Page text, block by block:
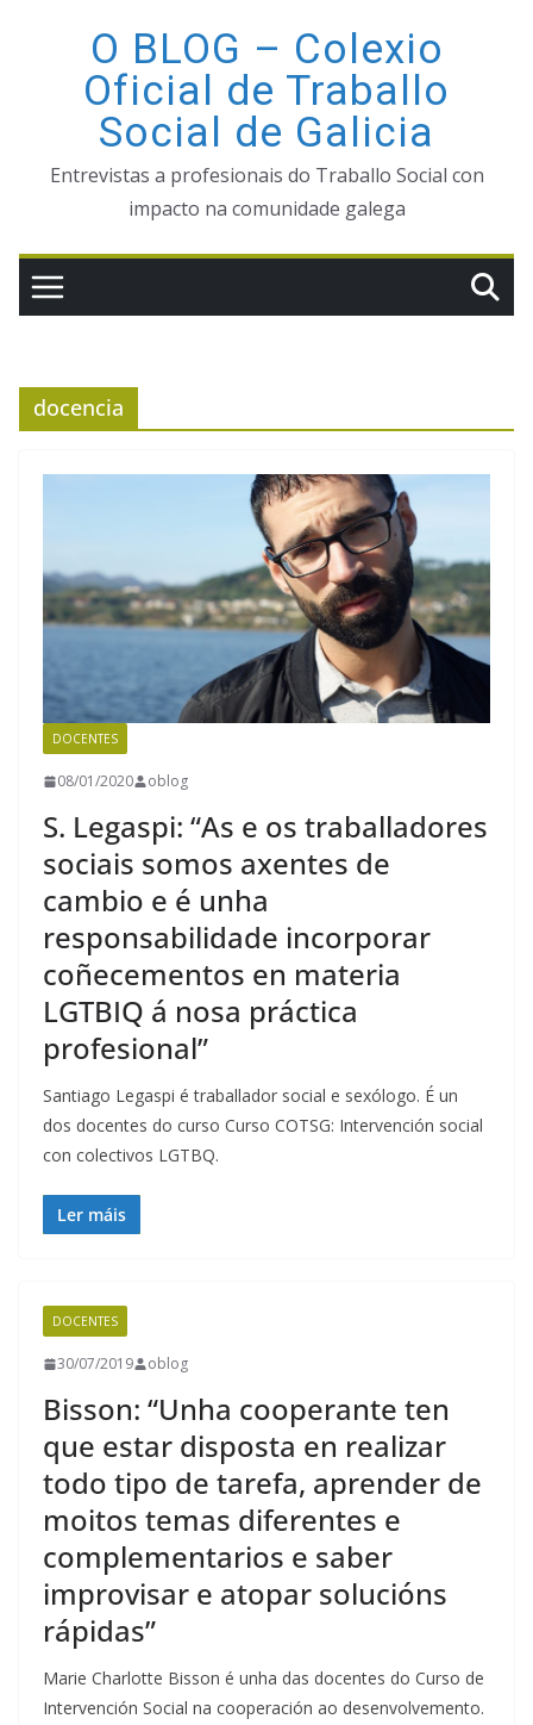
O BLOG – Colexio
Oficial de Traballo
Social de Galicia
Entrevistas a profesionais do Traballo Social con
impacto na comunidade galega
docencia
DOCENTES
08/01/2020 oblog
S. Legaspi: “As e os traballadores
sociais somos axentes de
cambio e é unha
responsabilidade incorporar
coñecementos en materia
LGTBIQ á nosa práctica
profesional”
Santiago Legaspi é traballador social e sexólogo. É un
dos docentes do curso Curso COTSG: Intervención social
con colectivos LGTBQ.
Ler máis
DOCENTES
30/07/2019 oblog
Bisson: “Unha cooperante ten
que estar disposta en realizar
todo tipo de tarefa, aprender de
moitos temas diferentes e
complementarios e saber
improvisar e atopar solucións
rápidas”
Marie Charlotte Bisson é unha das docentes do Curso de
Intervención Social na cooperación ao desenvolvemento.